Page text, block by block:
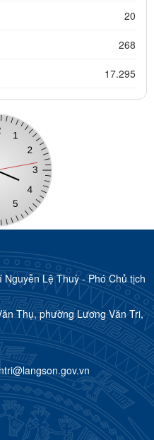
20
268
17.295
Lệ Thuỳ - Phó Chủ tịch
Thụ, phường Lương Văn Tri,